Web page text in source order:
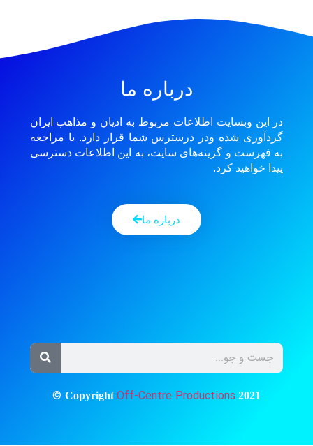
درباره ما
در این وبسایت اطلاعات مربوط به ادیان و مذاهب ایران
گردآوری شده ودر درسترس شما قرار دارد. با مراجعه
به فهرست و گزینه‌های سایت، به این اطلاعات دسترسی
پیدا خواهید کرد.
درباره ما
©CopyrightOff-Centre Productions 2021